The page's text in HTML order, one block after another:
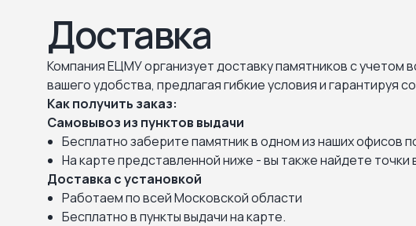
Доставка
Компания ЕЦМУ организует доставку памятников с
вашего удобства, предлагая гибкие условия и гарантируя
Как получить заказ:
Самовывоз из пунктов выдачи
Бесплатно заберите памятник в одном из наших офисов
На карте представленной ниже - вы также найдете
Доставка с установкой
Работаем по всей Московской области
Бесплатно в пункты выдачи на карте.